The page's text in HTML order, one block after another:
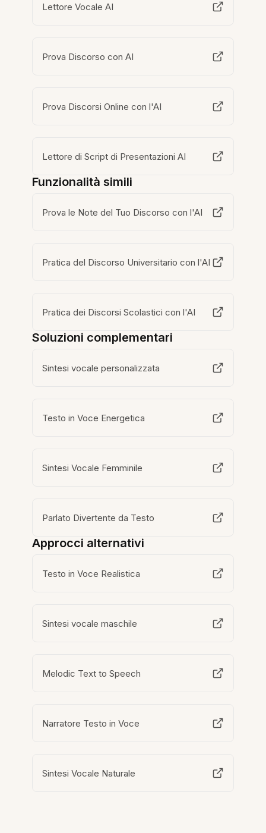
Lettore Vocale AI
Prova Discorso con AI
Prova Discorsi Online con l'AI
Lettore di Script di Presentazioni AI
Funzionalità simili
Prova le Note del Tuo Discorso con l'AI
Pratica del Discorso Universitario con l'AI
Pratica dei Discorsi Scolastici con l'AI
Soluzioni complementari
Sintesi vocale personalizzata
Testo in Voce Energetica
Sintesi Vocale Femminile
Parlato Divertente da Testo
Approcci alternativi
Testo in Voce Realistica
Sintesi vocale maschile
Melodic Text to Speech
Narratore Testo in Voce
Sintesi Vocale Naturale